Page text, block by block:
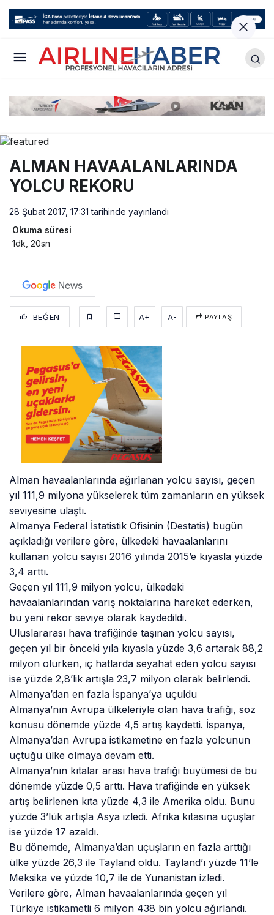
ALMAN HAVAALANLARINDA
YOLCU REKORU
28 Şubat 2017, 17:31 tarihinde yayınlandı
Okuma süresi
1dk, 20sn
BEĞEN A+ A- PAYLAŞ
Alman havaalanlarında ağırlanan yolcu sayısı, geçen
yıl 111,9 milyona yükselerek tüm zamanların en yüksek
seviyesine ulaştı.
Almanya Federal İstatistik Ofisinin (Destatis) bugün
açıkladığı verilere göre, ülkedeki havaalanlarını
kullanan yolcu sayısı 2016 yılında 2015’e kıyasla yüzde
3,4 arttı.
Geçen yıl 111,9 milyon yolcu, ülkedeki
havaalanlarından varış noktalarına hareket ederken,
bu yeni rekor seviye olarak kaydedildi.
Uluslararası hava trafiğinde taşınan yolcu sayısı,
geçen yıl bir önceki yıla kıyasla yüzde 3,6 artarak 88,2
milyon olurken, iç hatlarda seyahat eden yolcu sayısı
ise yüzde 2,8’lik artışla 23,7 milyon olarak belirlendi.
Almanya’dan en fazla İspanya’ya uçuldu
Almanya’nın Avrupa ülkeleriyle olan hava trafiği, söz
konusu dönemde yüzde 4,5 artış kaydetti. İspanya,
Almanya’dan Avrupa istikametine en fazla yolcunun
uçtuğu ülke olmaya devam etti.
Almanya’nın kıtalar arası hava trafiği büyümesi de bu
dönemde yüzde 0,5 arttı. Hava trafiğinde en yüksek
artış belirlenen kıta yüzde 4,3 ile Amerika oldu. Bunu
yüzde 3’lük artışla Asya izledi. Afrika kıtasına uçuşlar
ise yüzde 17 azaldı.
Bu dönemde, Almanya’dan uçuşların en fazla arttığı
ülke yüzde 26,3 ile Tayland oldu. Tayland’ı yüzde 11’le
Meksika ve yüzde 10,7 ile de Yunanistan izledi.
Verilere göre, Alman havaalanlarında geçen yıl
Türkiye istikametli 6 milyon 438 bin yolcu ağırlandı.